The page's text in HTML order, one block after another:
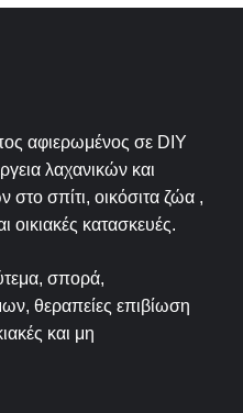
αφιερωμένος σε DIY
λαχανικών και
σπίτι, οικόσιτα ζώα ,
οικιακές κατασκευές.
σπορά,
θεραπείες επιβίωση
και μη